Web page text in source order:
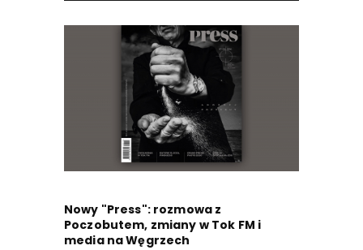
Nowy "Press": rozmowa z
Poczobutem, zmiany w Tok FM i
media na Węgrzech